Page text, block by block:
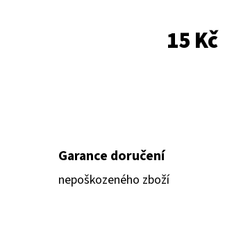
15 Kč
Garance doručení
nepoškozeného zboží